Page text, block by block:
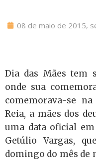
08 de maio de 2015,
Dia das Mães tem
onde sua
comemorava-se
Reia, a mães dos
uma data oficial
Getúlio Vargas,
domingo do mês de